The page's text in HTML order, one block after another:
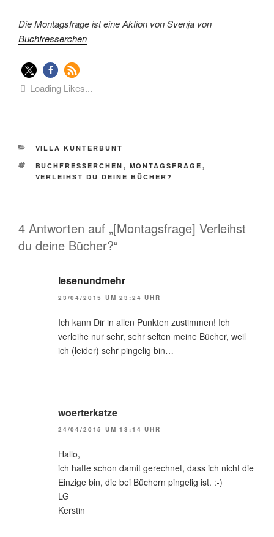
Die Montagsfrage ist eine Aktion von Svenja von
Buchfresserchen
Loading Likes...
KATEGORIEN
VILLA KUNTERBUNT
SCHLAGWÖRTER
BUCHFRESSERCHEN , MONTAGSFRAGE ,
VERLEIHST DU DEINE BÜCHER?
4 Antworten auf „[Montagsfrage] Verleihst
du deine Bücher?“
lesenundmehr
23/04/2015 UM 23:24 UHR
Ich kann Dir in allen Punkten zustimmen! Ich
verleihe nur sehr, sehr selten meine Bücher, weil
ich (leider) sehr pingelig bin…
woerterkatze
24/04/2015 UM 13:14 UHR
Hallo,
ich hatte schon damit gerechnet, dass ich nicht die
Einzige bin, die bei Büchern pingelig ist. :-)
LG
Kerstin